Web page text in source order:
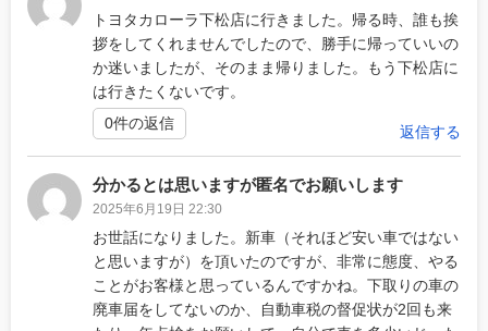
トヨタカローラ下松店に行きました。帰る時、誰も挨
拶をしてくれませんでしたので、勝手に帰っていいの
か迷いましたが、そのまま帰りました。もう下松店に
は行きたくないです。
返信する
0件の返信
分かるとは思いますが匿名でお願いします
2025年6月19日 22:30
お世話になりました。新車（それほど安い車ではない
と思いますが）を頂いたのですが、非常に態度、やる
ことがお客様と思っているんですかね。下取りの車の
廃車届をしてないのか、自動車税の督促状が2回も来